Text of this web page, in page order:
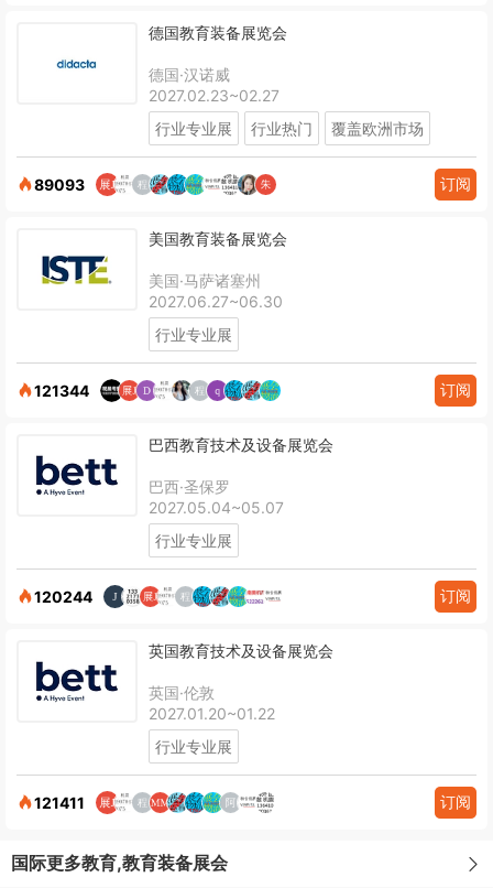
德国教育装备展览会
德国·汉诺威
2027.02.23~02.27
行业专业展
行业热门 覆盖欧洲市场
89093 订阅
美国教育装备展览会
美国·马萨诸塞州
2027.06.27~06.30
行业专业展
121344 订阅
巴西教育技术及设备展览会
巴西·圣保罗
2027.05.04~05.07
行业专业展
120244 订阅
英国教育技术及设备展览会
英国·伦敦
2027.01.20~01.22
行业专业展
121411 订阅
国际更多教育,教育装备展会